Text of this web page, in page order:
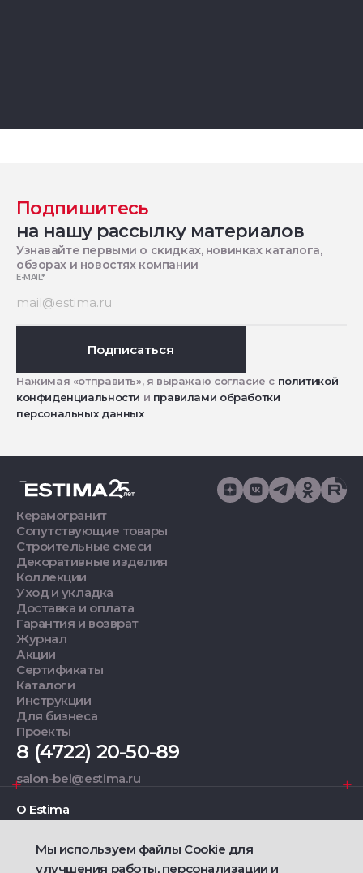
Подпишитесь
на нашу рассылку материалов
Узнавайте первыми о скидках, новинках каталога,
обзорах и новостях компании
E-MAIL*
Подписаться
Нажимая «отправить», я выражаю согласие с политикой
конфиденциальности и правилами обработки
персональных данных
Керамогранит
Сопутствующие товары
Строительные смеси
Декоративные изделия
Коллекции
Уход и укладка
Доставка и оплата
Гарантия и возврат
Журнал
Акции
Сертификаты
Каталоги
Инструкции
Для бизнеса
Проекты
8 (4722) 20-50-89
salon-bel@estima.ru
О Estima
Дизайнерам
Мы используем файлы Cookie для
улучшения работы, персонализации и